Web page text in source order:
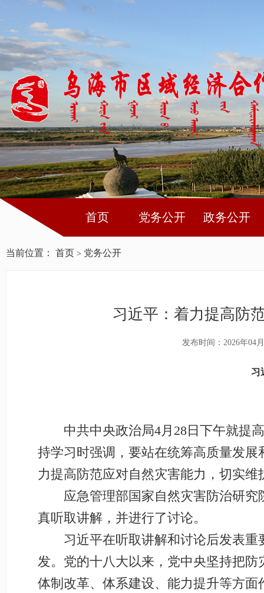
首页 党务公开 政务公开
当前位置： 首页 > 党务公开
习近平：着力提高防
发布时间：2026年04
习
中共中央政治局4月28日下午就提高
持学习时强调，要站在统筹高质量发
力提高防范应对自然灾害能力，切实
应急管理部国家自然灾害防治研究
真听取讲解，并进行了讨论。
习近平在听取讲解和讨论后发表重
发。党的十八大以来，党中央坚持把
体制改革、体系建设、能力提升等方